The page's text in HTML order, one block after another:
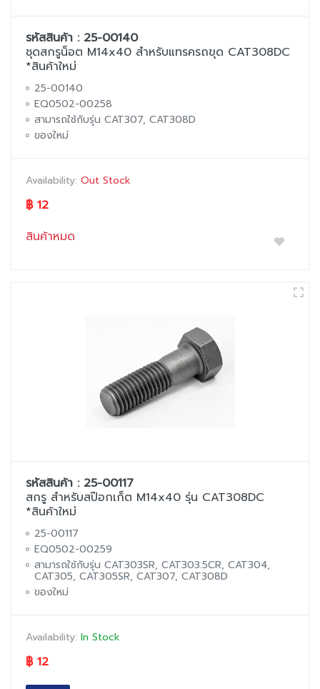
รหัสสินค้า : 25-00140
ชุดสกรูน็อต M14x40 สำหรับแทรครถขุด CAT308DC
*สินค้าใหม่
25-00140
EQ0502-00258
สามารถใช้กับรุ่น CAT307, CAT308D
ของใหม่
Availability: Out Stock
฿ 12
สินค้าหมด
รหัสสินค้า : 25-00117
สกรู สำหรับสป๊อกเก็ต M14x40 รุ่น CAT308DC
*สินค้าใหม่
25-00117
EQ0502-00259
สามารถใช้กับรุ่น CAT303SR, CAT303.5CR, CAT304,
CAT305, CAT305SR, CAT307, CAT308D
ของใหม่
Availability: In Stock
฿ 12